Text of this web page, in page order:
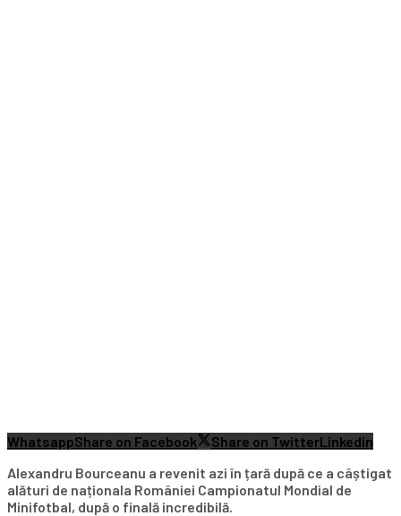
WhatsappShare on Facebook Share on TwitterLinkedin
Alexandru Bourceanu a revenit azi în țară după ce a câștigat
alături de naționala României Campionatul Mondial de
Minifotbal, după o finală incredibilă.